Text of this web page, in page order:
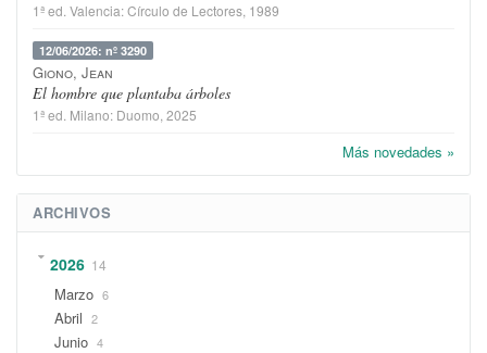
1ª ed. Valencia:Círculo de Lectores , 1989
12/06/2026: nº 3290
Giono, Jean
El hombre que plantaba árboles
1ª ed. Milano: Duomo , 2025
Más novedades »
ARCHIVOS
2026 14
Marzo 6
Abril 2
Junio 4